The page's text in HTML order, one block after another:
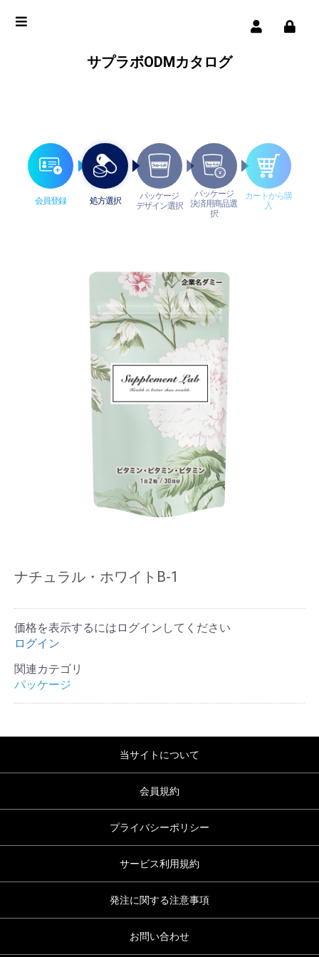
サプラボODMカタログ
会員登録 処方選択
パッケージ
デザイン選択
パッケージ
決済用商品選
択
カートから購
入
ナチュラル・ホワイトB-1
価格を表示するにはログインしてください
ログイン
関連カテゴリ
パッケージ
当サイトについて
会員規約
プライバシーポリシー
サービス利用規約
発注に関する注意事項
お問い合わせ